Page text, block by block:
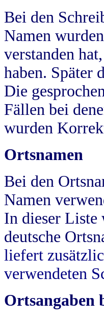
Bei den
Namen
verstanden
haben. Später
Die
Fällen bei
wurden
Ortsnamen
Bei den
Namen
In dieser Liste
deutsche
liefert
verwendeten
Ortsangaben